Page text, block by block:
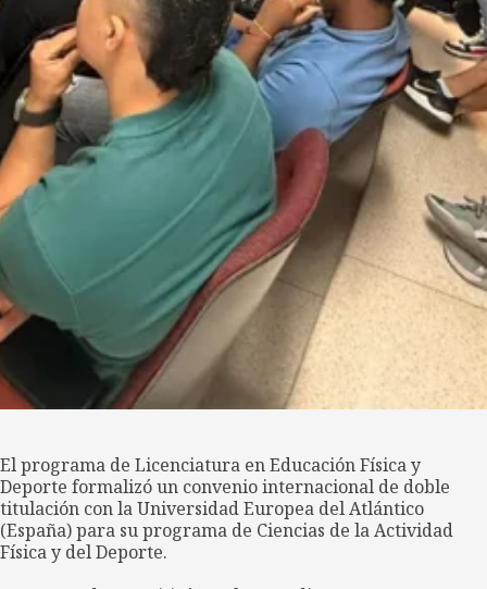
El programa de Licenciatura en Educación Física y
Deporte formalizó un convenio internacional de doble
titulación con la Universidad Europea del Atlántico
(España) para su programa de Ciencias de la Actividad
Física y del Deporte.